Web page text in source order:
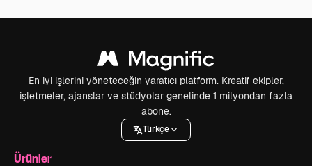
En iyi işlerini yöneteceğin yaratıcı platform. Kreatif ekipler,
işletmeler, ajanslar ve stüdyolar genelinde 1 milyondan fazla
abone.
Türkçe
Ürünler